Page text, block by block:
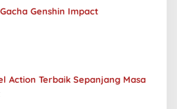
Genshin Impact
Action Terbaik Sepanjang Masa